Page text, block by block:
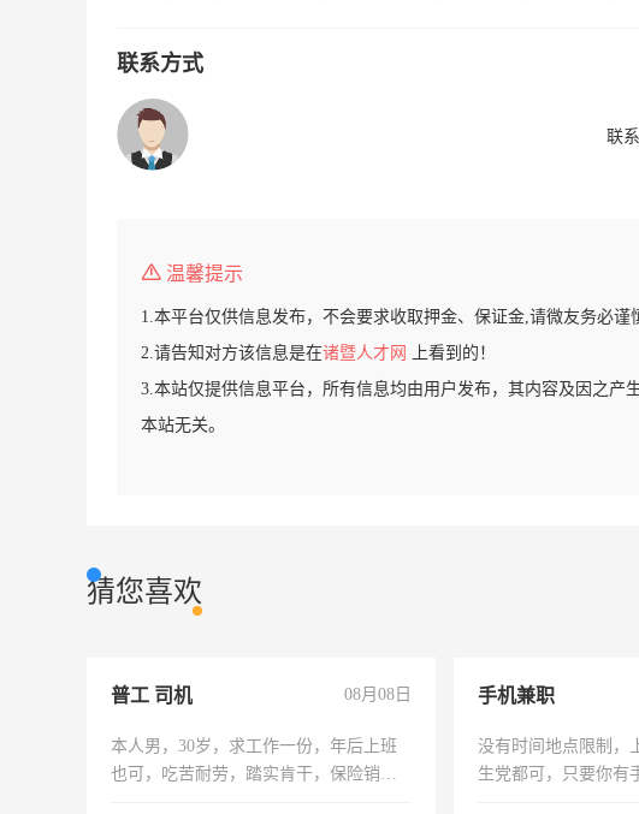
联系方式
联
温馨提示
1.本平台仅供信息发布，不会要求收取押金、保证金,请微友务必谨
2.请告知对方该信息是在诸暨人才网
上看到的！
3.本站仅提供信息平台，所有信息均由用户发布，其内容及因之产
本站无关。
猜您喜欢
普工 司机 08月08日
本人男，30岁，求工作一份，年后上班
也可，吃苦耐劳，踏实肯干，保险销售
手机兼职
没有时间地点限制，
生党都可，只要你有